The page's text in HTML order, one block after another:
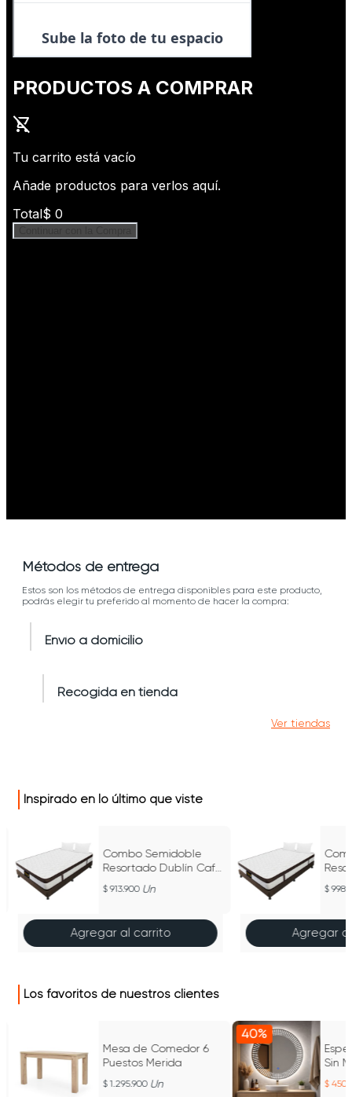
Métodos de entrega
Estos son los métodos de entrega disponibles para este producto,
podrás elegir tu preferido al momento de hacer la compra:
Envío a domicilio
Recogida en tienda
Ver tiendas
Inspirado en lo último que viste
Combo Semidoble
Resortado Dublín Café
120 cm x 190 cm
913.900 Un
Agregar al carrito
140
Agregar
Los favoritos de nuestros clientes
Mesa de Comedor 6
Puestos Merida
1.295.900 Un
40%
Sin